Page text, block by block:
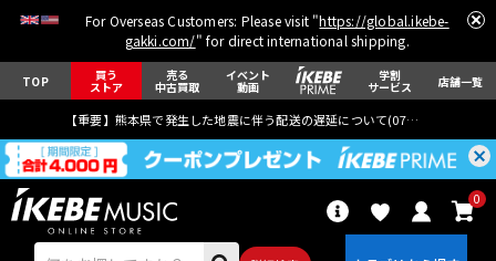
For Overseas Customers: Please visit "https://global.ikebe-
gakki.com/" for direct international shipping.
TOP 買う
ストア
売る
中古買取
イベント
動画
学割
サービス 店舗一覧
【重要】熊本県で発生した地震に伴う配送の遅延について(07月29日
0